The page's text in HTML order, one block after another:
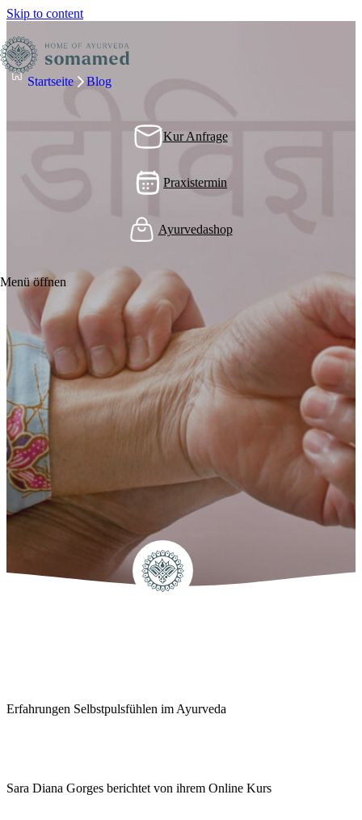
Skip to content
Kur Anfrage
Praxistermin
Ayurvedashop
Menü öffnen
Startseite Blog
Erfahrungen Selbstpulsfühlen im Ayurveda
Sara Diana Gorges berichtet von ihrem Online Kurs